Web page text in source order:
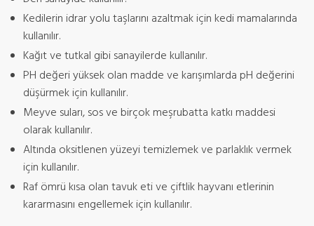
Kedilerin idrar yolu taşlarını azaltmak için kedi mamalarında
kullanılır.
Kağıt ve tutkal gibi sanayilerde kullanılır.
PH değeri yüksek olan madde ve karışımlarda pH değerini
düşürmek için kullanılır.
Meyve suları, sos ve birçok meşrubatta katkı maddesi
olarak kullanılır.
Altında oksitlenen yüzeyi temizlemek ve parlaklık vermek
için kullanılır.
Raf ömrü kısa olan tavuk eti ve çiftlik hayvanı etlerinin
kararmasını engellemek için kullanılır.